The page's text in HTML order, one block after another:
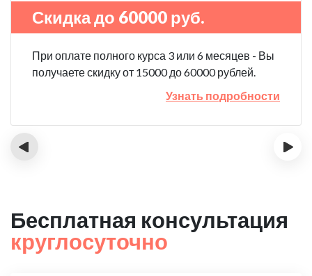
Скидка до 60000 руб.
При оплате полного курса 3 или 6 месяцев - Вы
получаете скидку от 15000 до 60000 рублей.
Узнать подробности
‹ ›
Бесплатная консультация
круглосуточно